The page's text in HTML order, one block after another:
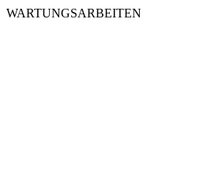
WARTUNGSARBEITEN